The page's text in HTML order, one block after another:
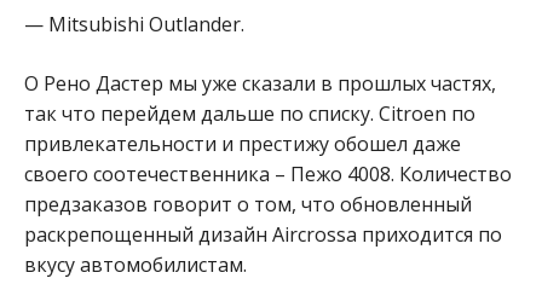
— Mitsubishi Outlander.
О Рено Дастер мы уже сказали в прошлых частях,
так что перейдем дальше по списку. Citroen по
привлекательности и престижу обошел даже
своего соотечественника – Пежо 4008. Количество
предзаказов говорит о том, что обновленный
раскрепощенный дизайн Aircrossа приходится по
вкусу автомобилистам.